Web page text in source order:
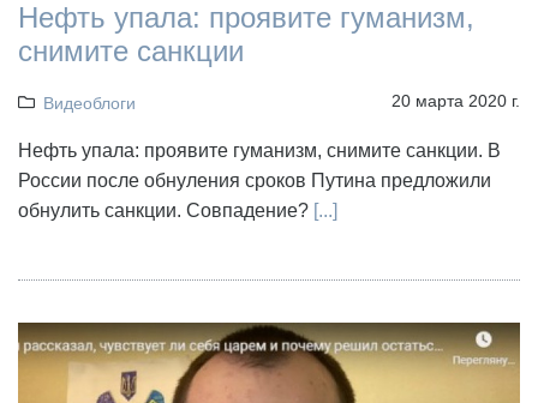
Нефть упала: проявите гуманизм,
снимите санкции
Видеоблоги 20 марта 2020 г.
Нефть упала: проявите гуманизм, снимите санкции. В
России после обнуления сроков Путина предложили
обнулить санкции. Совпадение? [...]